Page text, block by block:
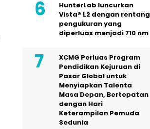
HunterLab luncurkan
Vista® L2 dengan rentang
pengukuran yang
diperluas menjadi 710 nm
XCMG Perluas Program
Pendidikan Kejuruan di
Pasar Global untuk
Menyiapkan Talenta
Masa Depan, Bertepatan
dengan Hari
Keterampilan Pemuda
Sedunia